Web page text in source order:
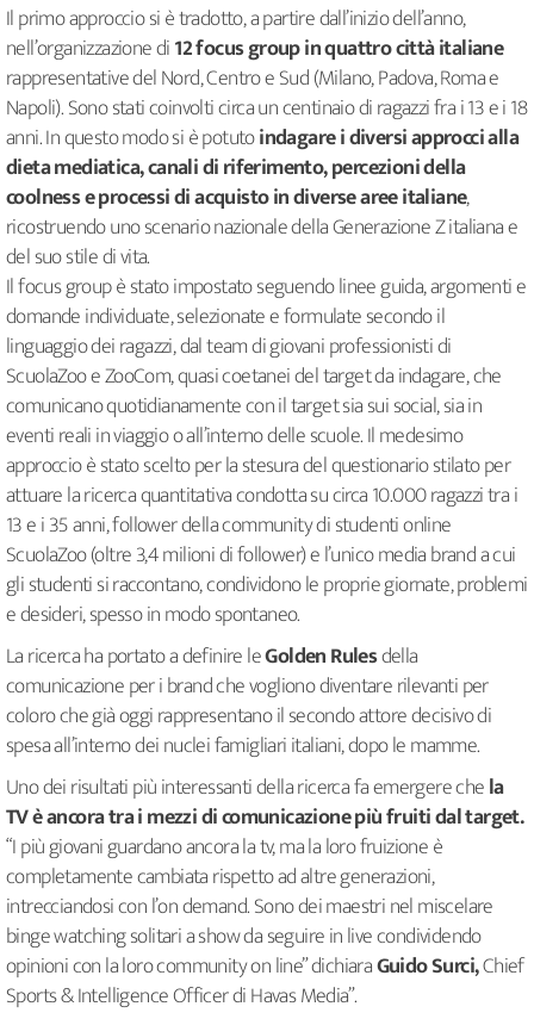
Il primo approccio si è tradotto, a partire dall’inizio dell’anno,
nell’organizzazione di12 focus group in quattro città italiane
rappresentative del Nord, Centro e Sud (Milano, Padova, Roma e
Napoli). Sono stati coinvolti circa un centinaio di ragazzi fra i 13 e i 18
anni. In questo modo si è potutoindagare i diversi approcci alla
dieta mediatica, canali di riferimento, percezioni della
coolness e processi di acquisto in diverse aree italiane,
ricostruendo uno scenario nazionale della Generazione Z italiana e
del suo stile di vita.
Il focus group è stato impostato seguendo linee guida, argomenti e
domande individuate, selezionate e formulate secondo il
linguaggio dei ragazzi, dal team di giovani professionisti di
ScuolaZoo e ZooCom, quasi coetanei del target da indagare, che
comunicano quotidianamente con il target sia sui social, sia in
eventi reali in viaggio o all’interno delle scuole. Il medesimo
approccio è stato scelto per la stesura del questionario stilato per
attuare la ricerca quantitativa condotta su circa 10.000 ragazzi tra i
13 e i 35 anni, follower della community di studenti online
ScuolaZoo (oltre 3,4 milioni di follower) e l’unico media brand a cui
gli studenti si raccontano, condividono le proprie giornate, problemi
e desideri, spesso in modo spontaneo.
La ricerca ha portato a definire leGolden Rulesdella
comunicazione per i brand che vogliono diventare rilevanti per
coloro che già oggi rappresentano il secondo attore decisivo di
spesa all’interno dei nuclei famigliari italiani, dopo le mamme.
Uno dei risultati più interessanti della ricerca fa emergere chela
TV è ancora tra i mezzi di comunicazione più fruiti dal target.
“I più giovani guardano ancora la tv, ma la loro fruizione è
completamente cambiata rispetto ad altre generazioni,
intrecciandosi con l’on demand. Sono dei maestri nel miscelare
binge watching solitari a show da seguire in live condividendo
opinioni con la loro community on line” dichiaraGuido Surci,Chief
Sports & Intelligence Officer di Havas Media”.